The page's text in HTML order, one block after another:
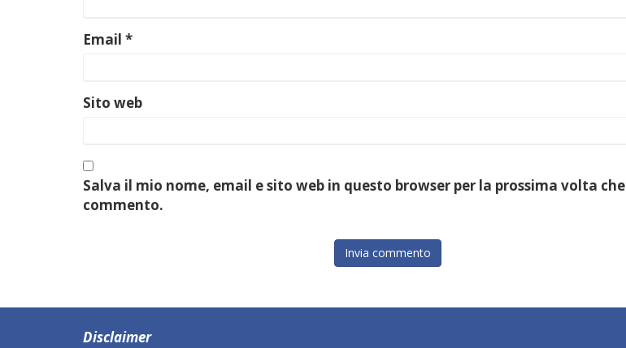
Email *
Sito web
Salva il mio nome, email e sito web in questo browser per la prossima volta che
commento.
Disclaimer